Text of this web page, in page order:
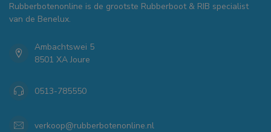
Rubberbotenonline is de grootste Rubberboot & RIB specialist
van de Benelux.
Ambachtswei 5
8501 XA Joure
0513-785550
verkoop@rubberbotenonline.nl